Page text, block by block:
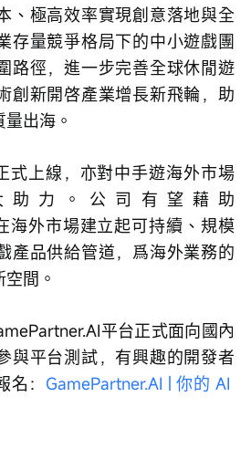
、極高效率實現創意落地與全
存量競爭格局下的中小遊戲團
路徑，進一步完善全球休閒遊
創新開啓產業增長新飛輪，助
出海。
式上線，亦對中手遊海外市場
助力。公司有望藉助
海外市場建立起可持續、規模
產品供給管道，爲海外業務的
間。
平台正式面向國內
與平台測試，有興趣的開發者
： GamePartner.AI | 你的 AI